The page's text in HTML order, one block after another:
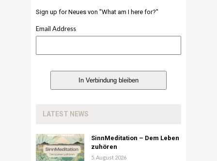
Sign up for Neues von "What am I here for?"
Email Address
LATEST NEWS
SinnMeditation – Dem Leben
zuhören
5. August 2026